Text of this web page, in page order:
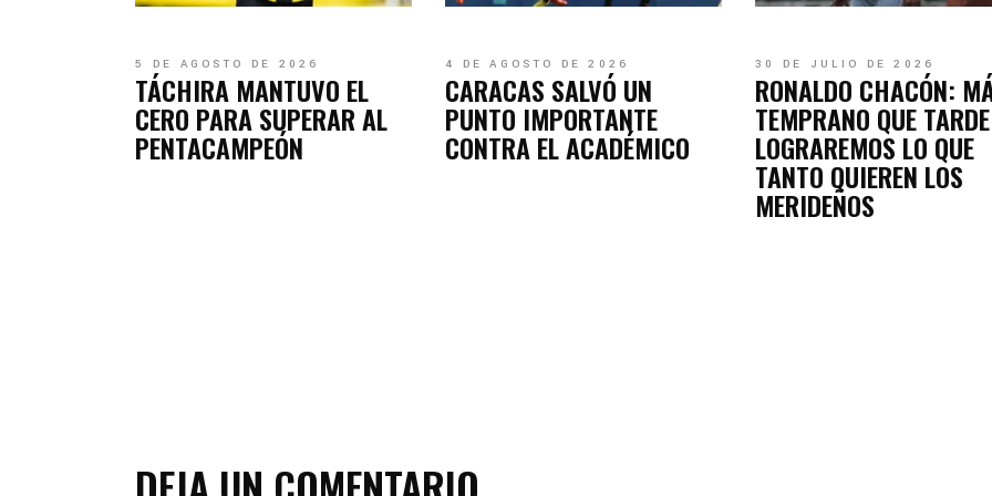
5 DE AGOSTO DE 2026
TÁCHIRA MANTUVO EL
CERO PARA SUPERAR AL
PENTACAMPEÓN
4 DE AGOSTO DE 2026
CARACAS SALVÓ UN
PUNTO IMPORTANTE
CONTRA EL ACADÉMICO
30 DE JULIO DE 2026
RONALDO CHACÓN:
TEMPRANO QUE TARDE
LOGRAREMOS LO QUE
TANTO QUIEREN LOS
MERIDEÑOS